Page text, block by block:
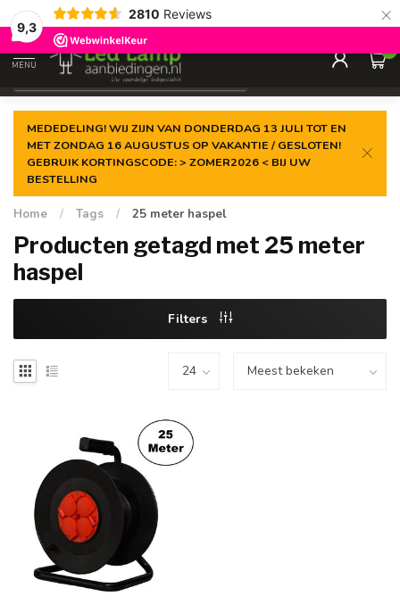
9,3
2810 Reviews ×
Gegarandeerde delaagste prijs
MENU
0
MEDEDELING! WIJ ZIJN VAN DONDERDAG 13 JULI TOT EN
MET ZONDAG 16 AUGUSTUS OP VAKANTIE / GESLOTEN!
GEBRUIK KORTINGSCODE: > ZOMER2026 < BIJ UW
BESTELLING
Home / Tags / 25 meter haspel
Producten getagd met 25 meter
haspel
Filters